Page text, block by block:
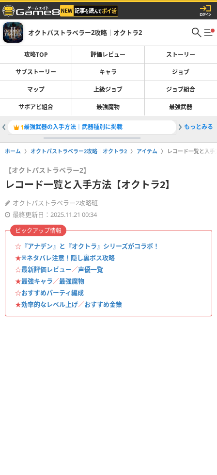
オクトパストラベラー2攻略｜オクトラ2
攻略TOP 評価レビュー ストーリー
サブストーリー キャラ ジョブ
マップ 上級ジョブ ジョブ組合
サポアビ組合 最強魔物 最強武器
1最強武器の入手方法｜武器種別に掲載 2レベル
もっとみる
ホーム オクトパストラベラー2攻略｜オクトラ2 アイテム レコード一覧と入
【オクトパストラベラー2】
レコード一覧と入手方法【オクトラ2】
オクトパストラベラー2攻略班
最終更新日：2025.11.21 00:34
☆ 『アナデン』と『オクトラ』シリーズがコラボ！
★※ネタバレ注意！隠し裏ボス攻略
☆最新評価レビュー／声優一覧
★最強キャラ／最強魔物
☆おすすめパーティ編成
★効率的なレベル上げ／おすすめ金策
ピックアップ情報